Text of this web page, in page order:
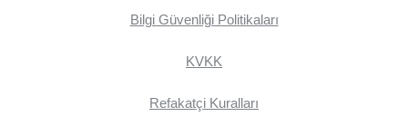
Bilgi Güvenliği Politikaları
KVKK
Refakatçi Kuralları